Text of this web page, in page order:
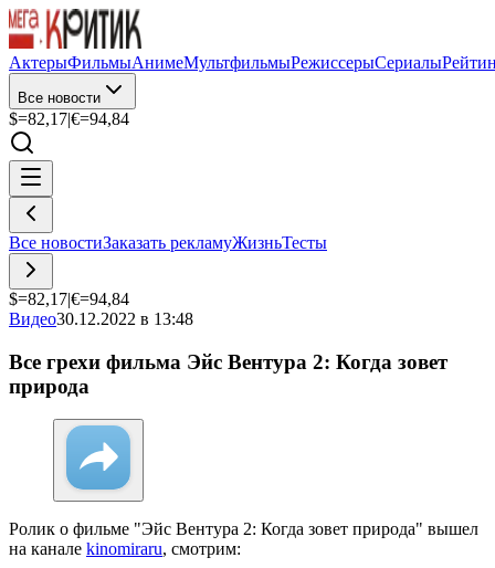
АктерыФильмыАнимеМультфильмыРежиссерыСериалы
Все новости
$=82,17|€=94,84
Все новостиЗаказать рекламуЖизньТесты
$=82,17|€=94,84
Видео30.12.2022 в 13:48
Все грехи фильма Эйс Вентура 2: Когда зовет
природа
Ролик о фильме "Эйс Вентура 2: Когда зовет природа" вышел
на канале kinomiraru, смотрим: